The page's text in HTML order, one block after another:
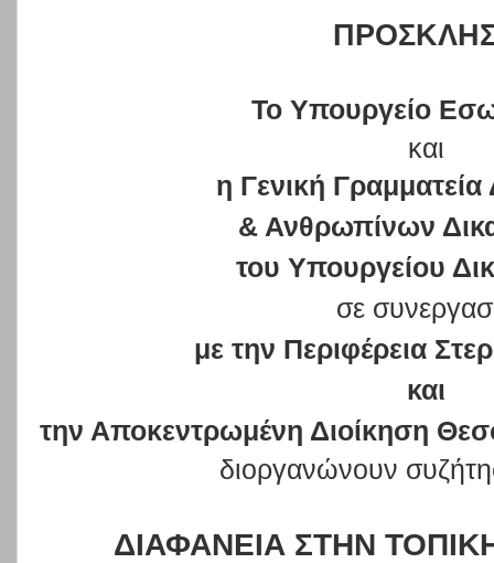
Το Υπουργείο
και
η Γενική Γραμματεία
& Ανθρωπίνων
του Υπουργείου
σε
με την Περιφέρεια
και
την Αποκεντρωμένη Διοίκηση
διοργανώνουν
ΔΙΑΦΑΝΕΙΑ ΣΤΗΝ